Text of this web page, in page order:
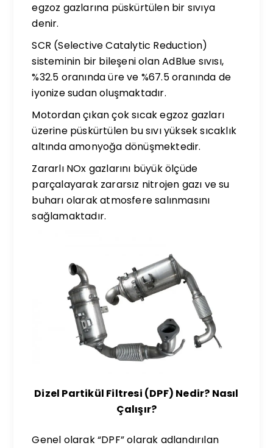
egzoz gazlarına püskürtülen bir sıvıya
denir.
SCR (Selective Catalytic Reduction)
sisteminin bir bileşeni olan AdBlue sıvısı,
%32.5 oranında üre ve %67.5 oranında de
iyonize sudan oluşmaktadır.
Motordan çıkan çok sıcak egzoz gazları
üzerine püskürtülen bu sıvı yüksek sıcaklık
altında amonyoğa dönüşmektedir.
Zararlı NOx gazlarını büyük ölçüde
parçalayarak zararsız nitrojen gazı ve su
buharı olarak atmosfere salınmasını
sağlamaktadır.
Dizel Partikül Filtresi (DPF) Nedir? Nasıl
Çalışır?
Genel olarak “DPF” olarak adlandırılan